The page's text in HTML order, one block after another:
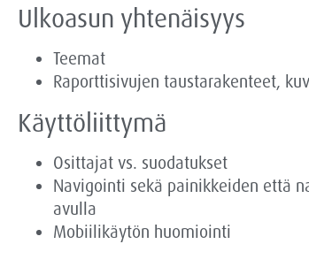
Ulkoasun yhtenäisyys
Teemat
Raporttisivujen taustarakenteet,
Käyttöliittymä
Osittajat vs. suodatukset
Navigointi sekä painikkeiden että
avulla
Mobiilikäytön huomiointi